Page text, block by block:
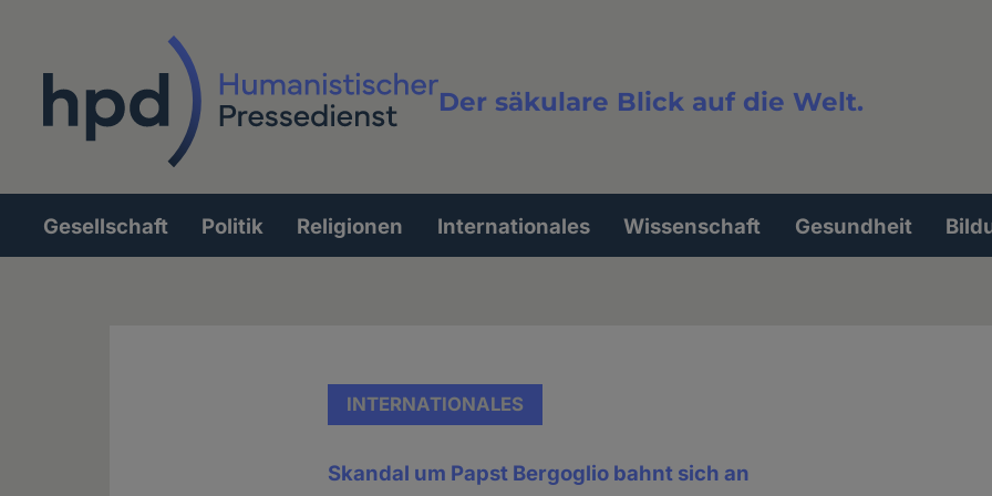
Der säkulare Blick auf die Welt.
Volltextsuche
Hauptnavigation
Gesellschaft Politik Religionen Internationales Wissenschaft Gesundheit
INTERNATIONALES
Skandal um Papst Bergoglio bahnt sich an